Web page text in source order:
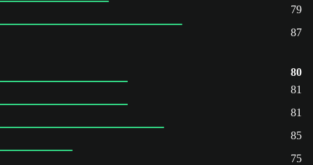
79
87
80
81
81
85
75